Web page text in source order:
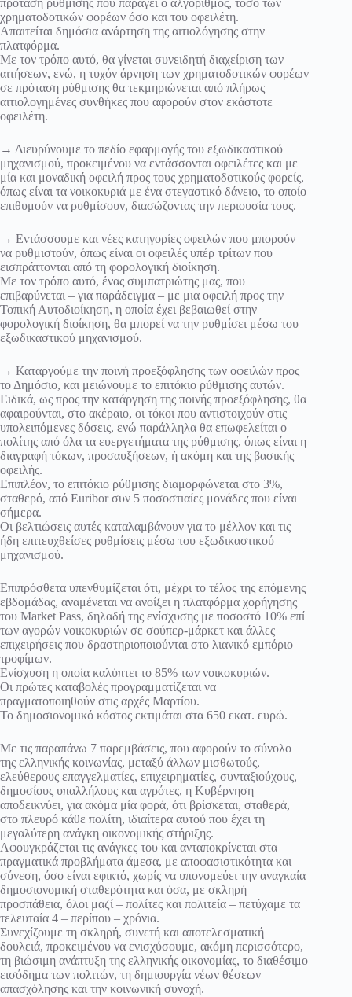
πρόταση ρύθμισης που παράγει ο αλγόριθμος, τόσο των
χρηματοδοτικών φορέων όσο και του οφειλέτη.
Απαιτείται δημόσια ανάρτηση της αιτιολόγησης στην
πλατφόρμα.
Με τον τρόπο αυτό, θα γίνεται συνειδητή διαχείριση των
αιτήσεων, ενώ, η τυχόν άρνηση των χρηματοδοτικών φορέων
σε πρόταση ρύθμισης θα τεκμηριώνεται από πλήρως
αιτιολογημένες συνθήκες που αφορούν στον εκάστοτε
οφειλέτη.
→ Διευρύνουμε το πεδίο εφαρμογής του εξωδικαστικού
μηχανισμού, προκειμένου να εντάσσονται οφειλέτες και με
μία και μοναδική οφειλή προς τους χρηματοδοτικούς φορείς,
όπως είναι τα νοικοκυριά με ένα στεγαστικό δάνειο, το οποίο
επιθυμούν να ρυθμίσουν, διασώζοντας την περιουσία τους.
→ Εντάσσουμε και νέες κατηγορίες οφειλών που μπορούν
να ρυθμιστούν, όπως είναι οι οφειλές υπέρ τρίτων που
εισπράττονται από τη φορολογική διοίκηση.
Με τον τρόπο αυτό, ένας συμπατριώτης μας, που
επιβαρύνεται – για παράδειγμα – με μια οφειλή προς την
Τοπική Αυτοδιοίκηση, η οποία έχει βεβαιωθεί στην
φορολογική διοίκηση, θα μπορεί να την ρυθμίσει μέσω του
εξωδικαστικού μηχανισμού.
→ Καταργούμε την ποινή προεξόφλησης των οφειλών προς
το Δημόσιο, και μειώνουμε το επιτόκιο ρύθμισης αυτών.
Ειδικά, ως προς την κατάργηση της ποινής προεξόφλησης, θα
αφαιρούνται, στο ακέραιο, οι τόκοι που αντιστοιχούν στις
υπολειπόμενες δόσεις, ενώ παράλληλα θα επωφελείται ο
πολίτης από όλα τα ευεργετήματα της ρύθμισης, όπως είναι η
διαγραφή τόκων, προσαυξήσεων, ή ακόμη και της βασικής
οφειλής.
Επιπλέον, το επιτόκιο ρύθμισης διαμορφώνεται στο 3%,
σταθερό, από Euribor συν 5 ποσοστιαίες μονάδες που είναι
σήμερα.
Οι βελτιώσεις αυτές καταλαμβάνουν για το μέλλον και τις
ήδη επιτευχθείσες ρυθμίσεις μέσω του εξωδικαστικού
μηχανισμού.
Επιπρόσθετα υπενθυμίζεται ότι, μέχρι το τέλος της επόμενης
εβδομάδας, αναμένεται να ανοίξει η πλατφόρμα χορήγησης
του Market Pass, δηλαδή της ενίσχυσης με ποσοστό 10% επί
των αγορών νοικοκυριών σε σούπερ-μάρκετ και άλλες
επιχειρήσεις που δραστηριοποιούνται στο λιανικό εμπόριο
τροφίμων.
Ενίσχυση η οποία καλύπτει το 85% των νοικοκυριών.
Οι πρώτες καταβολές προγραμματίζεται να
πραγματοποιηθούν στις αρχές Μαρτίου.
Το δημοσιονομικό κόστος εκτιμάται στα 650 εκατ. ευρώ.
Με τις παραπάνω 7 παρεμβάσεις, που αφορούν το σύνολο
της ελληνικής κοινωνίας, μεταξύ άλλων μισθωτούς,
ελεύθερους επαγγελματίες, επιχειρηματίες, συνταξιούχους,
δημοσίους υπαλλήλους και αγρότες, η Κυβέρνηση
αποδεικνύει, για ακόμα μία φορά, ότι βρίσκεται, σταθερά,
στο πλευρό κάθε πολίτη, ιδιαίτερα αυτού που έχει τη
μεγαλύτερη ανάγκη οικονομικής στήριξης.
Αφουγκράζεται τις ανάγκες του και ανταποκρίνεται στα
πραγματικά προβλήματα άμεσα, με αποφασιστικότητα και
σύνεση, όσο είναι εφικτό, χωρίς να υπονομεύει την αναγκαία
δημοσιονομική σταθερότητα και όσα, με σκληρή
προσπάθεια, όλοι μαζί – πολίτες και πολιτεία – πετύχαμε τα
τελευταία 4 – περίπου – χρόνια.
Συνεχίζουμε τη σκληρή, συνετή και αποτελεσματική
δουλειά, προκειμένου να ενισχύσουμε, ακόμη περισσότερο,
τη βιώσιμη ανάπτυξη της ελληνικής οικονομίας, το διαθέσιμο
εισόδημα των πολιτών, τη δημιουργία νέων θέσεων
απασχόλησης και την κοινωνική συνοχή.